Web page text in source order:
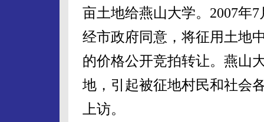
亩土地给燕山大学。2007年
经市政府同意，将征用土地
的价格公开竞拍转让。燕山
地，引起被征地村民和社会
上访。